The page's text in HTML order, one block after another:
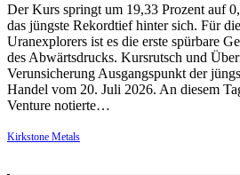
Der Kurs springt um 19,33 Prozent auf
das jüngste Rekordtief hinter sich. Für
Uranexplorers ist es die erste spürbare
des Abwärtsdrucks. Kursrutsch und
Verunsicherung Ausgangspunkt der
Handel vom 20. Juli 2026. An diesem
Venture notierte…
Kirkstone Metals